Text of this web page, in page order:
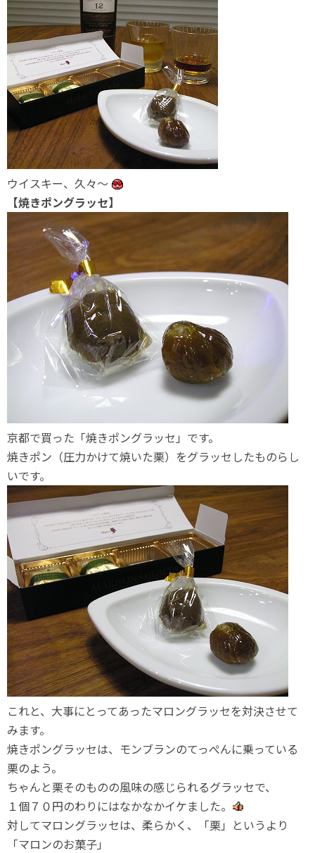
ウイスキー、久々～
【焼きポングラッセ】
京都で買った「焼きポングラッセ」です。
焼きポン（圧力かけて焼いた栗）をグラッセしたものらし
いです。
これと、大事にとってあったマロングラッセを対決させて
みます。
焼きポングラッセは、モンブランのてっぺんに乗っている
栗のよう。
ちゃんと栗そのものの風味の感じられるグラッセで、
１個７０円のわりにはなかなかイケました。
対してマロングラッセは、柔らかく、「栗」というより
「マロンのお菓子」